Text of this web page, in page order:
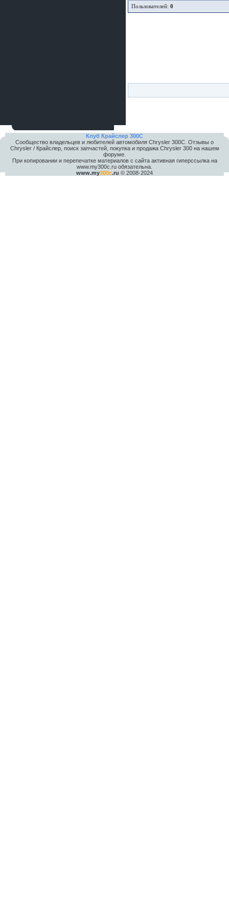
Пользователей: 0
Клуб Крайслер 300C
Сообщество владельцев и любителей автомобиля Chrysler 300С. Отзывы о
Chrysler / Крайслер, поиск запчастей, покупка и продажа Chrysler 300 на нашем
форуме.
При копировании и перепечатке материалов с сайта активная гиперссылка на
www.my300c.ru обязательна.
www.my300c.ru © 2008-2024